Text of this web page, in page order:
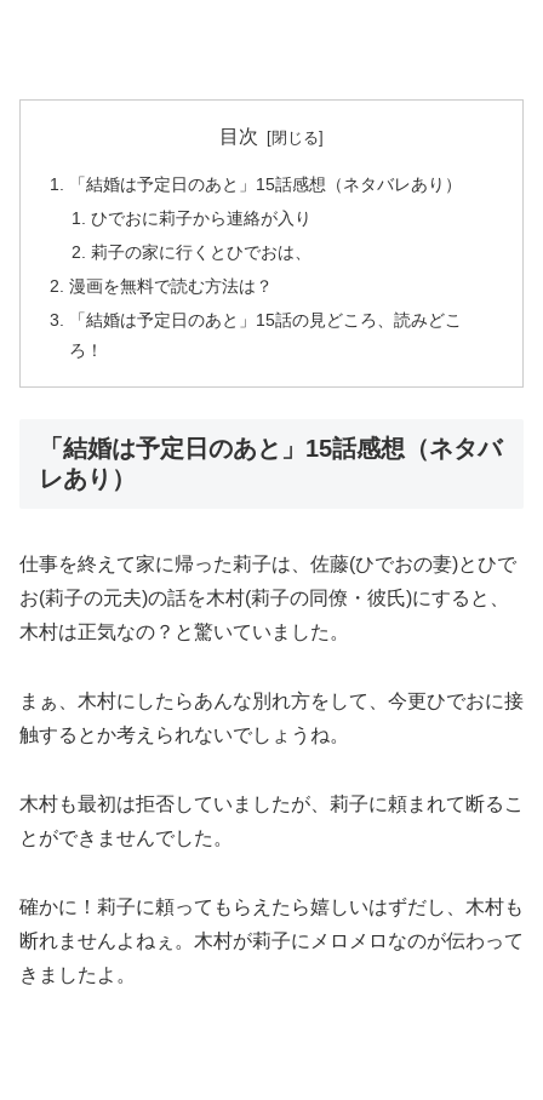
目次
「結婚は予定日のあと」15話感想（ネタバレあり）
ひでおに莉子から連絡が入り
莉子の家に行くとひでおは、
漫画を無料で読む方法は？
「結婚は予定日のあと」15話の見どころ、読みどこ
ろ！
「結婚は予定日のあと」15話感想（ネタバ
レあり）
仕事を終えて家に帰った莉子は、佐藤(ひでおの妻)とひで
お(莉子の元夫)の話を木村(莉子の同僚・彼氏)にすると、
木村は正気なの？と驚いていました。
まぁ、木村にしたらあんな別れ方をして、今更ひでおに接
触するとか考えられないでしょうね。
木村も最初は拒否していましたが、莉子に頼まれて断るこ
とができませんでした。
確かに！莉子に頼ってもらえたら嬉しいはずだし、木村も
断れませんよねぇ。木村が莉子にメロメロなのが伝わって
きましたよ。